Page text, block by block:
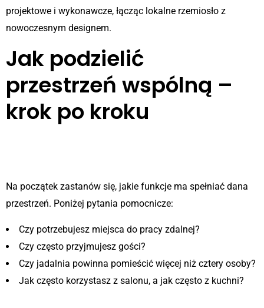
projektowe i wykonawcze, łącząc lokalne rzemiosło z
nowoczesnym designem.
Jak podzielić
przestrzeń wspólną –
krok po kroku
Na początek zastanów się, jakie funkcje ma spełniać dana
przestrzeń. Poniżej pytania pomocnicze:
Czy potrzebujesz miejsca do pracy zdalnej?
Czy często przyjmujesz gości?
Czy jadalnia powinna pomieścić więcej niż cztery osoby?
Jak często korzystasz z salonu, a jak często z kuchni?